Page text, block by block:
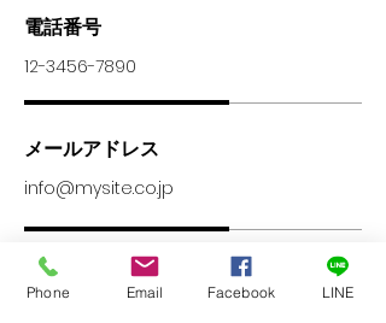
電話番号
12-3456-7890
メールアドレス
info@mysite.co.jp
返品・交換・キャンセル等
Phone Email Facebook LINE